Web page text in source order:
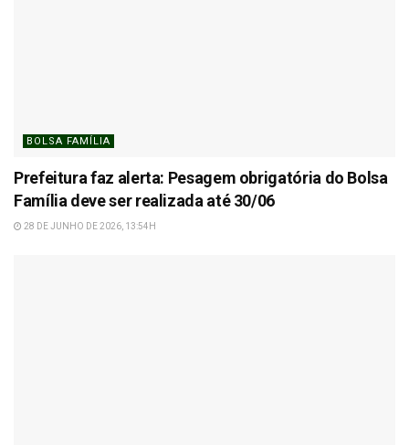
BOLSA FAMÍLIA
Prefeitura faz alerta: Pesagem obrigatória do Bolsa
Família deve ser realizada até 30/06
28 DE JUNHO DE 2026, 13:54H